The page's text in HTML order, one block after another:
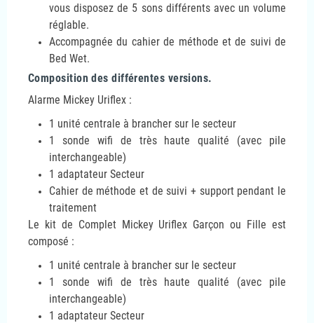
vous disposez de 5 sons différents avec un volume
réglable.
Accompagnée du cahier de méthode et de suivi de
Bed Wet.
Composition des différentes versions.
Alarme Mickey Uriflex :
1 unité centrale à brancher sur le secteur
1 sonde wifi de très haute qualité (avec pile
interchangeable)
1 adaptateur Secteur
Cahier de méthode et de suivi + support pendant le
traitement
Le kit de Complet Mickey Uriflex Garçon ou Fille est
composé :
1 unité centrale à brancher sur le secteur
1 sonde wifi de très haute qualité (avec pile
interchangeable)
1 adaptateur Secteur